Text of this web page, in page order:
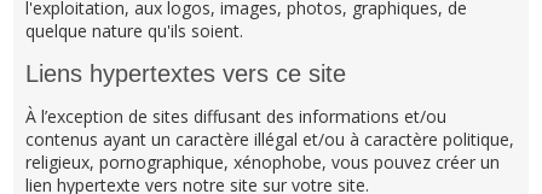
l'exploitation, aux logos, images, photos, graphiques, de
quelque nature qu'ils soient.
Liens hypertextes vers ce site
À l’exception de sites diffusant des informations et/ou
contenus ayant un caractère illégal et/ou à caractère politique,
religieux, pornographique, xénophobe, vous pouvez créer un
lien hypertexte vers notre site sur votre site.